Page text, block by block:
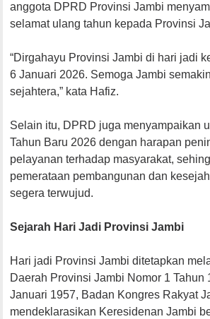
anggota DPRD Provinsi Jambi
selamat ulang tahun kepada Provinsi
“Dirgahayu Provinsi Jambi di hari jadi
6 Januari 2026. Semoga Jambi
sejahtera,” kata Hafiz.
Selain itu, DPRD juga menyampaikan
Tahun Baru 2026 dengan harapan
pelayanan terhadap masyarakat,
pemerataan pembangunan dan
segera terwujud.
Sejarah Hari Jadi Provinsi Jambi
Hari jadi Provinsi Jambi ditetapkan
Daerah Provinsi Jambi Nomor 1 Tahun
Januari 1957, Badan Kongres Rakyat
mendeklarasikan Keresidenan Jambi